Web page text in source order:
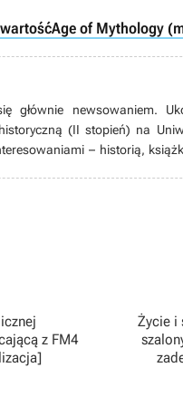
Age of Mythology
głównie newsowaniem.
(II stopień) na
– historią,
do czasu lubi również
i Pucka.
z FM4
Życie i